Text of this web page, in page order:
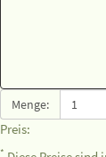
Menge:
Preis:
*